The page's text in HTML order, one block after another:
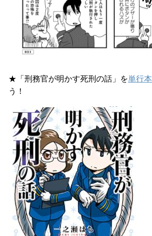
★「刑務官が明かす死刑の話」を単行本
う！